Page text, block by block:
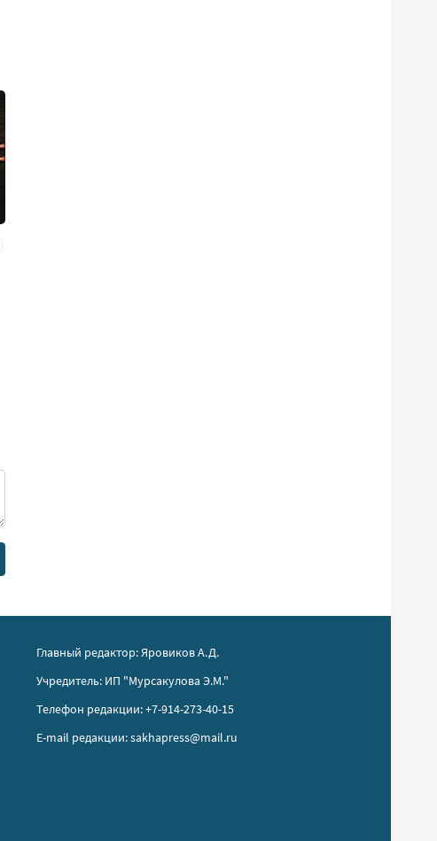
Главный редактор: Яровиков А.Д.
Учредитель: ИП "Мурсакулова Э.М."
Телефон редакции: +7-914-273-40-15
E-mail редакции: sakhapress@mail.ru